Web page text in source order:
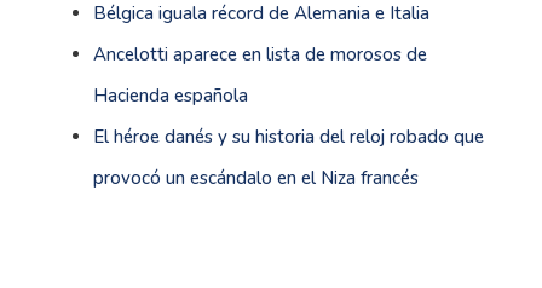
Bélgica iguala récord de Alemania e Italia
Ancelotti aparece en lista de morosos de
Hacienda española
El héroe danés y su historia del reloj robado que
provocó un escándalo en el Niza francés